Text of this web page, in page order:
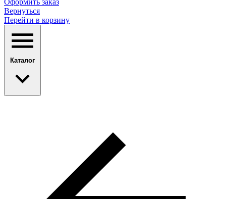
Оформить заказ
Вернуться
Перейти в корзину
Каталог